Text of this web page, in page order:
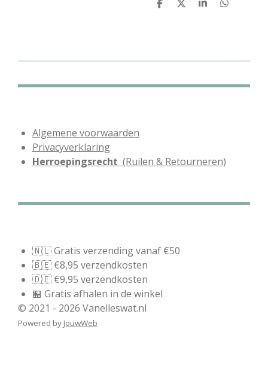
D
D
S
D
Algemene voorwaarden
Privacyverklaring
Herroepingsrecht (Ruilen & Retourneren)
🇳🇱 Gratis verzending vanaf €50
🇧🇪 €8,95 verzendkosten
🇩🇪 €9,95 verzendkosten
🏪 Gratis afhalen in de winkel
© 2021 - 2026 Vanelleswat.nl
Powered by JouwWeb